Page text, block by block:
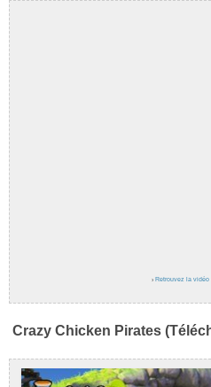
› Retrouvez la vidéo
Crazy Chicken Pirates